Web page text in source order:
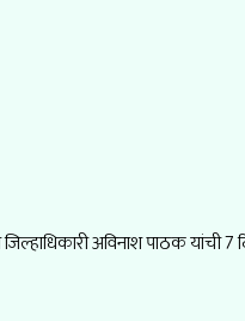
अविनाश पाठक यांची